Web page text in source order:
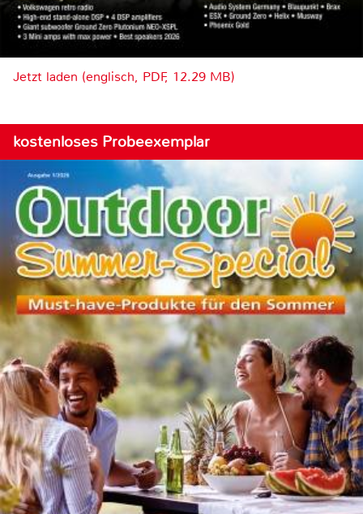
Jetzt laden (englisch, PDF, 12.29 MB)
kostenloses Probeexemplar